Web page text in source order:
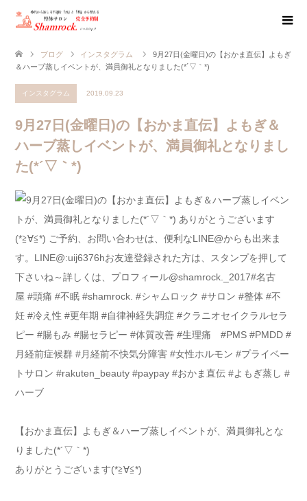
ブログ インスタグラム
9月27日(金曜日)の【おかま直伝】よもぎ
＆ハーブ蒸しイベントが、満員御礼となりました(*´▽｀*)
インスタグラム 2019.09.23
9月27日(金曜日)の【おかま直伝】よもぎ＆
ハーブ蒸しイベントが、満員御礼となりまし
た(*´▽｀*)
【おかま直伝】よもぎ＆ハーブ蒸しイベントが、満員御礼とな
りました(*´▽｀*)
ありがとうございます(*≧∀≦*)